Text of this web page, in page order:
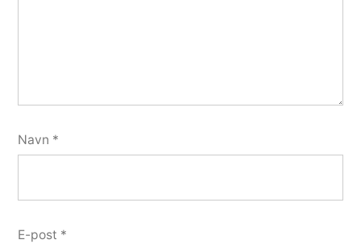
Navn *
E-post *